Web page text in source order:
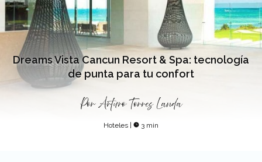
Dreams Vista Cancun Resort & Spa: tecnología
de punta para tu confort
Por Arturo Torres Landa
Hoteles | 3 min